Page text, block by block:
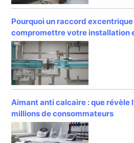
Pourquoi un raccord
compromettre votre installation
Aimant anti calcaire : que révèle
millions de consommateurs